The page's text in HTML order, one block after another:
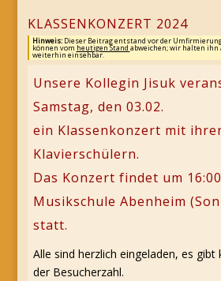
KLASSENKONZERT 2024
Hinweis:Dieser Beitrag entstand vor der Umfirmierung
können vom heutigen Stand abweichen; wir halten ihn
weiterhin einsehbar.
Unsere Kollegin Jisuk
Samstag, den 03.02.
ein Klassenkonzert mit
Klavierschülern.
Das Konzert findet um
Musikschule Abenheim
statt.
Alle sind herzlich eingeladen, es gibt
der Besucherzahl.